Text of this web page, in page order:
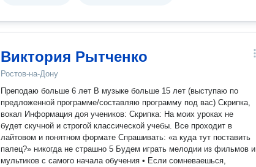
Виктория Рытченко
Ростов-на-Дону
Преподаю больше 6 лет В музыке больше 15 лет (выступаю по
предложенной программе/составляю программу под вас) Скрипка,
вокал Информация доя учеников: Скрипка: На моих уроках не
будет скучной и строгой классической учебы. Все проходит в
лайтовом и понятном формате Спрашивать: «а куда тут поставить
палец?» никогда не страшно 5 Будем играть мелодии из фильмов и
мультиков с самого начала обучения • Если сомневаешься,